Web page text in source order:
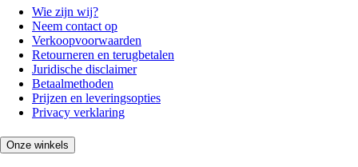
Wie zijn wij?
Neem contact op
Verkoopvoorwaarden
Retourneren en terugbetalen
Juridische disclaimer
Betaalmethoden
Prijzen en leveringsopties
Privacy verklaring
Onze winkels